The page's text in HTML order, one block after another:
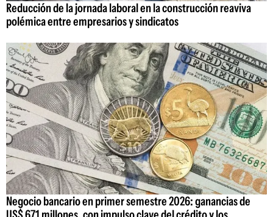
Reducción de la jornada laboral en la construcción reaviva
polémica entre empresarios y sindicatos
Negocio bancario en primer semestre 2026: ganancias de